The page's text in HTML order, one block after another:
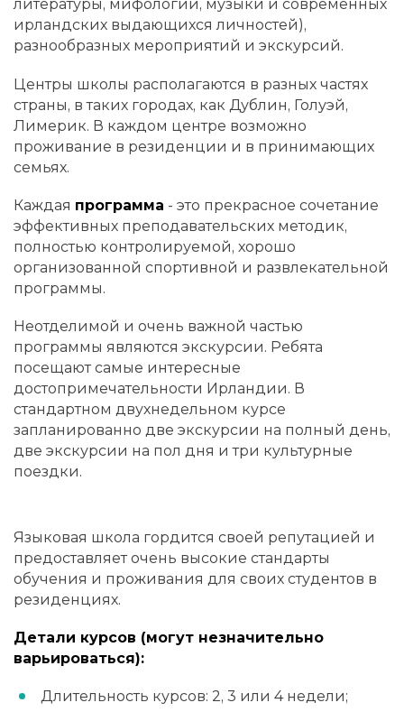
литературы, мифологии, музыки и современных
ирландских выдающихся личностей),
разнообразных мероприятий и экскурсий.
Центры школы располагаются в разных частях
страны, в таких городах, как Дублин, Голуэй,
Лимерик. В каждом центре возможно
проживание в резиденции и в принимающих
семьях.
Каждая программа - это прекрасное сочетание
эффективных преподавательских методик,
полностью контролируемой, хорошо
организованной спортивной и развлекательной
программы.
Неотделимой и очень важной частью
программы являются экскурсии. Ребята
посещают самые интересные
достопримечательности Ирландии. В
стандартном двухнедельном курсе
запланированно две экскурсии на полный день,
две экскурсии на пол дня и три культурные
поездки.
Языковая школа гордится своей репутацией и
предоставляет очень высокие стандарты
обучения и проживания для своих студентов в
резиденциях.
Детали курсов (могут незначительно
варьироваться):
Длительность курсов: 2, 3 или 4 недели;